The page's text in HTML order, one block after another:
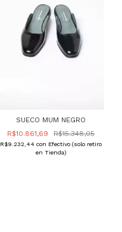
SUECO MUM NEGRO
R$10.861,69
R$15.348,05
R$9.232,44 con Efectivo (solo retiro
en Tienda)